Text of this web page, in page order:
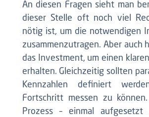
An diesen Fragen sieht man
dieser Stelle oft noch viel
nötig ist, um die notwendigen
zusammenzutragen. Aber auch
das Investment, um einen
erhalten. Gleichzeitig sollten
Kennzahlen definiert
Fortschritt messen zu
Prozess – einmal